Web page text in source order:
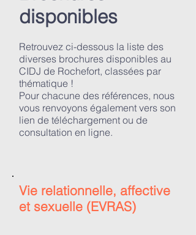
disponibles
Retrouvez ci-dessous la liste des
diverses brochures disponibles au
CIDJ de Rochefort, classées par
thématique !
Pour chacune des références, nous
vous renvoyons également vers son
lien de téléchargement ou de
consultation en ligne.
Vie relationnelle, affective
et sexuelle (EVRAS)